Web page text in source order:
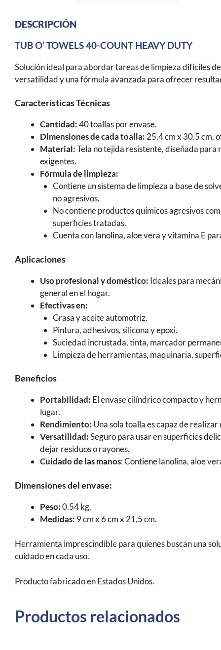
DESCRIPCIÓN
TUB O’ TOWELS 40-COUNT HEAVY DUTY
Solución ideal para abordar tareas de limpieza difíciles
versatilidad y una fórmula avanzada para ofrecer
Características Técnicas
Cantidad:40 toallas por envase.
Dimensiones de cada toalla: 25.4 cm x 30.5 cm,
Material:Tela no tejida resistente, diseñada para
exigentes.
Fórmula de limpieza:
Contiene un sistema de limpieza a base de
no agresivos.
No contiene productos químicos agresivos
superficies tratadas.
Cuenta con lanolina, aloe vera y vitamina E
Aplicaciones
Uso profesional y doméstico: Ideales para
general en el hogar.
Efectivas en:
Grasa y aceite automotriz.
Pintura, adhesivos, silicona y epoxi.
Suciedad incrustada, tinta, marcador
Limpieza de herramientas, maquinaria,
Beneficios
Portabilidad: El envase cilíndrico compacto y
lugar.
Rendimiento: Una sola toalla es capaz de
Versatilidad:Seguro para usar en superficies
dejar residuos o rayones.
Cuidado de las manos: Contiene lanolina, aloe
Dimensiones del envase:
Peso:0.54 kg.
Medidas: 9 cm x 6 cm x 21,5 cm.
Herramienta imprescindible para quienes buscan una
cuidado en cada uso.
Producto fabricado en Estados Unidos.
Productos relacionados